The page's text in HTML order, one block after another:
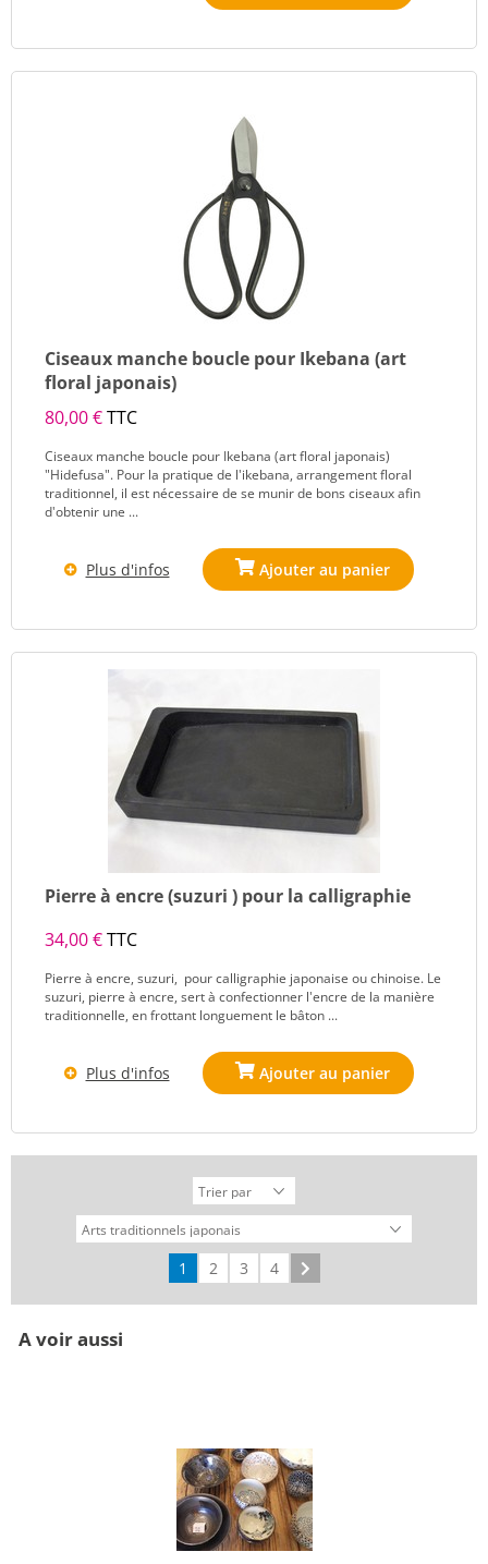
Ciseaux manche boucle pour Ikebana (art
floral japonais)
80,00 €TTC
Ciseaux manche boucle pour Ikebana (art floral japonais)
"Hidefusa". Pour la pratique de l'ikebana, arrangement floral
traditionnel, il est nécessaire de se munir de bons ciseaux afin
d'obtenir une ...
Plus d'infos
Pierre à encre (suzuri ) pour la calligraphie
34,00 €TTC
Pierre à encre, suzuri, pour calligraphie japonaise ou chinoise. Le
suzuri, pierre à encre, sert à confectionner l'encre de la manière
traditionnelle, en frottant longuement le bâton ...
Plus d'infos
1 2 3 4
A voir aussi